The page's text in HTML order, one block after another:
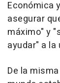
Económica
asegurar
máximo" y
ayudar" a la
De la